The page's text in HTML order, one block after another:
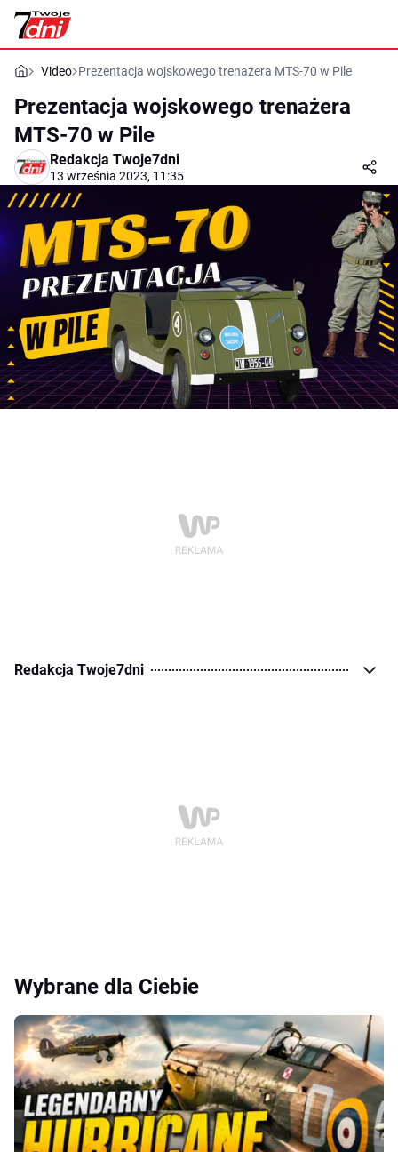
Video Prezentacja wojskowego trenażera MTS-70 w Pile
Prezentacja wojskowego trenażera
MTS-70 w Pile
Redakcja Twoje7dni
13 września 2023, 11:35
Redakcja Twoje7dni
Wybrane dla Ciebie